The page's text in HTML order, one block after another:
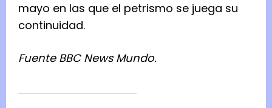
mayo en las que el petrismo se juega su
continuidad.
Fuente BBC News Mundo.